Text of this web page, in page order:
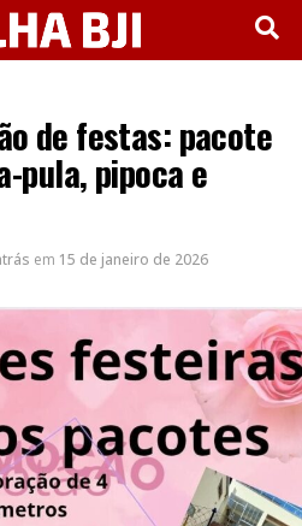
de festas: pacote
pula, pipoca e
em 15 de janeiro de 2026